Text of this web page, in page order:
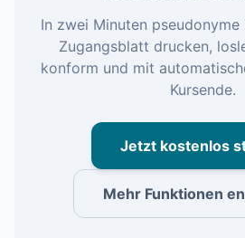
In zwei Minuten pseudonyme
Zugangsblatt drucken,
konform und mit
Kursende.
Jetzt kostenlos
Mehr Funktionen